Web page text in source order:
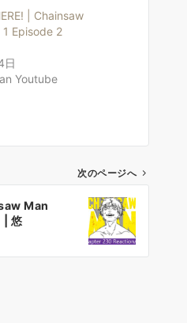
| Chainsaw
Episode 2
日
Youtube
次のページへ
Man
悠